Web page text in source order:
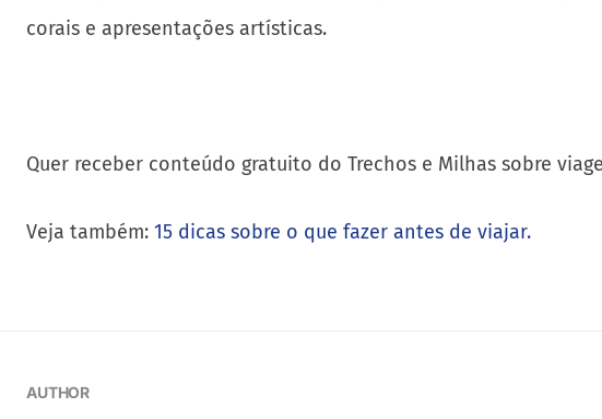
corais e apresentações artísticas.
Quer receber conteúdo gratuito do Trechos e Milhas sobre
Veja também: 15 dicas sobre o que fazer antes de viajar.
AUTHOR